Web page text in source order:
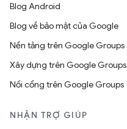
Blog Android
Blog về bảo mật của Google
Nền tảng trên Google Groups
Xây dựng trên Google Groups
Nối cổng trên Google Groups
NHẬN TRỢ GIÚP